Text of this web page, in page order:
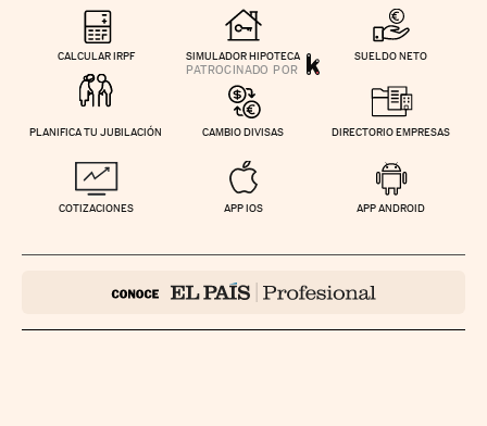
CALCULAR IRPF SIMULADOR HIPOTECA SUELDO NETO
PLANIFICA TU JUBILACIÓN CAMBIO DIVISAS DIRECTORIO EMPRESAS
COTIZACIONES APP IOS APP ANDROID